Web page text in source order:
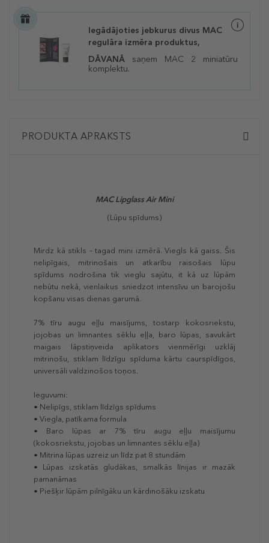
Iegādājoties jebkurus divus MAC
regulāra izmēra produktus,
DĀVANĀ saņem MAC 2 miniatūru
komplektu.
PRODUKTA APRAKSTS
MAC Lipglass Air Mini
(Lūpu spīdums)
Mirdz kā stikls – tagad mini izmērā. Viegls kā gaiss. Šis
nelipīgais, mitrinošais un atkarību raisošais lūpu
spīdums nodrošina tik vieglu sajūtu, it kā uz lūpām
nebūtu nekā, vienlaikus sniedzot intensīvu un barojošu
kopšanu visas dienas garumā.
7% tīru augu eļļu maisījums, tostarp kokosriekstu,
jojobas un limnantes sēklu eļļa, baro lūpas, savukārt
maigais lāpstiņveida aplikators vienmērīgi uzklāj
mitrinošu, stiklam līdzīgu spīduma kārtu caurspīdīgos,
universāli valdzinošos toņos.
Ieguvumi:
• Nelipīgs, stiklam līdzīgs spīdums
• Viegla, patīkama formula
• Baro lūpas ar 7% tīru augu eļļu maisījumu
(kokosriekstu, jojobas un limnantes sēklu eļļa)
• Mitrina lūpas uzreiz un līdz pat 8 stundām
• Lūpas izskatās gludākas, smalkās līnijas ir mazāk
pamanāmas
• Piešķir lūpām pilnīgāku un kārdinošāku izskatu